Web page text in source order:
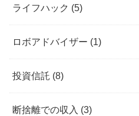
ライフハック (5)
ロボアドバイザー (1)
投資信託 (8)
断捨離での収入 (3)